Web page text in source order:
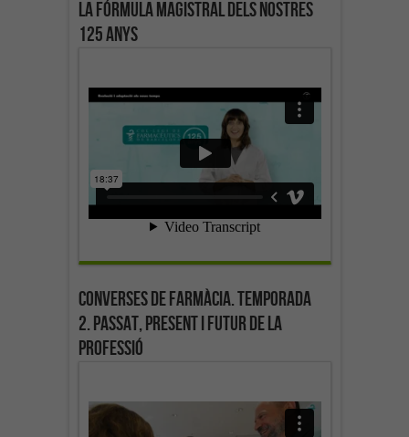
La fórmula magistral dels nostres
125 anys
Converses de farmàcia. Temporada
2. Passat, present i futur de la
professió